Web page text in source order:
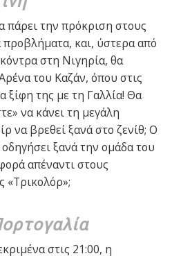
πάρει την πρόκριση στους
και, ύστερα από
στη Νιγηρία, θα
του Καζάν, όπου στις
ξίφη της με τη Γαλλία! Θα
να κάνει τη μεγάλη
να βρεθεί ξανά στο ζενίθ; Ο
ξανά την ομάδα του
απέναντι στους
«Τρικολόρ»;
στις 21:00, η